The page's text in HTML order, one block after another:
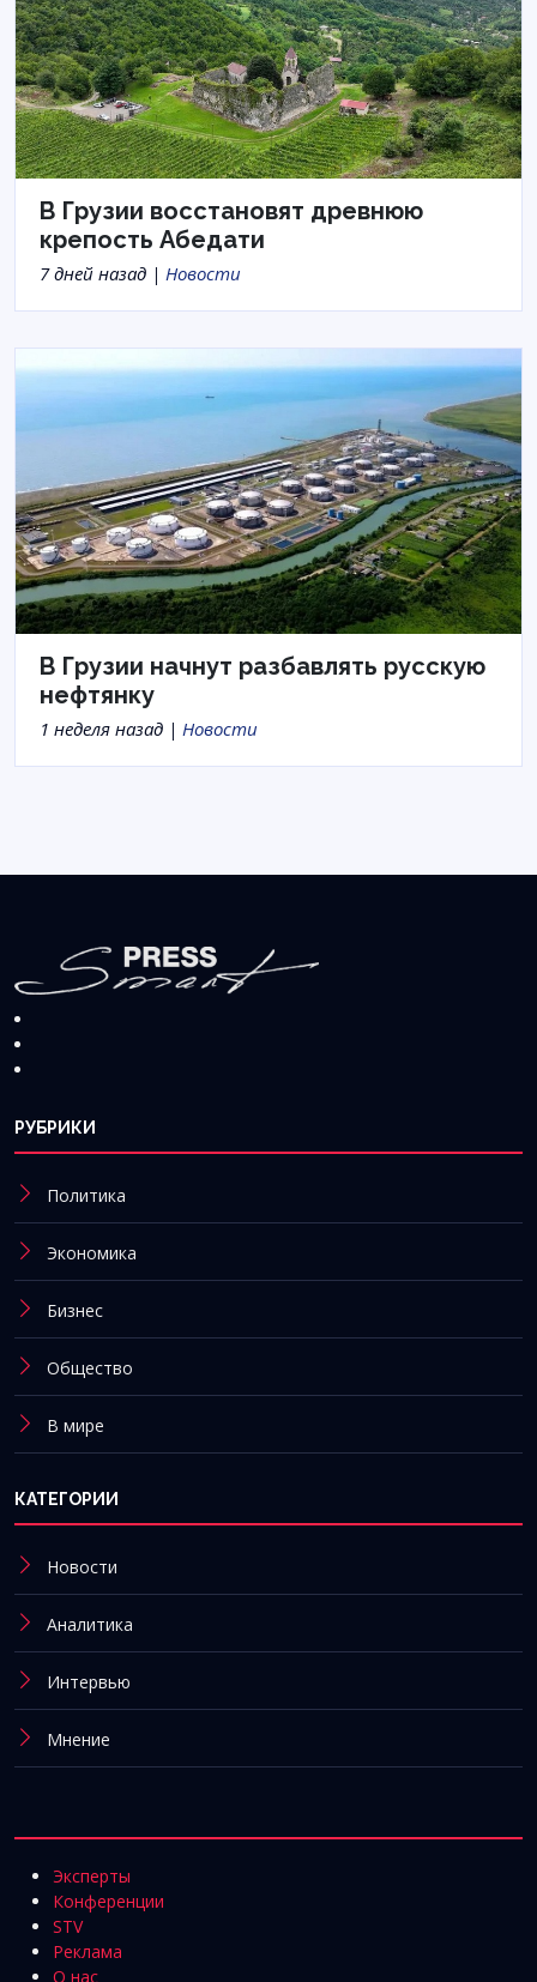
В Грузии восстановят древнюю
крепость Абедати
7 дней назад | Новости
В Грузии начнут разбавлять русскую
нефтянку
1 неделя назад | Новости
РУБРИКИ
Политика
Экономика
Бизнес
Общество
В мире
КАТЕГОРИИ
Новости
Аналитика
Интервью
Мнение
Эксперты
Конференции
STV
Реклама
О нас